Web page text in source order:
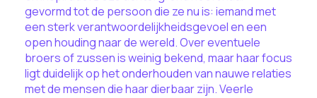
gevormd tot de persoon die ze nu is: iemand met
een sterk verantwoordelijkheidsgevoel en een
open houding naar de wereld. Over eventuele
broers of zussen is weinig bekend, maar haar focus
ligt duidelijk op het onderhouden van nauwe relaties
met de mensen die haar dierbaar zijn. Veerle